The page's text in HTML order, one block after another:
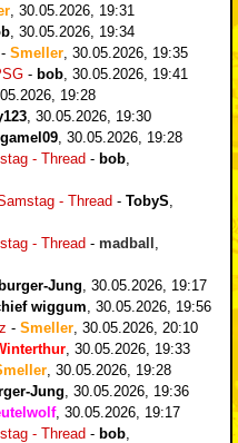
30.05.2026, 19:31
30.05.2026, 19:34
- Smeller 30.05.2026, 19:35
- bob 30.05.2026, 19:41
19:28
30.05.2026, 19:30
30.05.2026, 19:28
- Thread - bob
- Thread - TobyS
- Thread - madball
Jung 30.05.2026, 19:17
wiggum 30.05.2026, 19:56
- Smeller 30.05.2026, 20:10
30.05.2026, 19:33
30.05.2026, 19:28
Jung 30.05.2026, 19:36
, 30.05.2026, 19:17
- Thread - bob